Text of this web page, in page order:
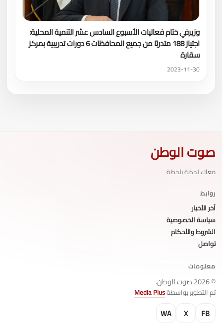
وزيرفي ختام فعاليات الأسبوع السادس عشر التنمية المحلية:
اجتياز 188 متدربًا من جميع المحافظات 6 دورات تدريبية بمركز
سقارة
2023-11-30
صوت الوطن
معاك لحظة بلحظة
روابط
آخر الأخبار
سياسة الخصوصية
الشروط والأحكام
تواصل
معلومات
© 2026 صوت الوطن.
تم التطوير بواسطةMedia Plus
FB
X
WA